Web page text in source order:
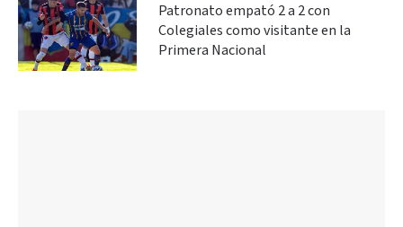
Patronato empató 2 a 2 con
Colegiales como visitante en la
Primera Nacional